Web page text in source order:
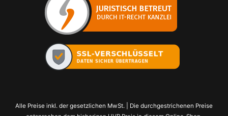
Alle Preise inkl. der gesetzlichen MwSt. | Die durchgestrichenen Preise